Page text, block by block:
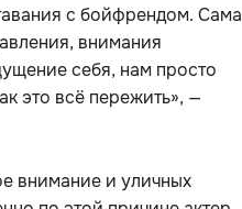
с бойфрендом. Сама
внимания
себя, нам просто
это всё пережить», —
внимание и уличных